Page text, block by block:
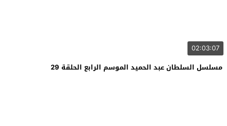
02:03:07
مسلسل السلطان عبد الحميد الموسم الرابع الحلقة 29